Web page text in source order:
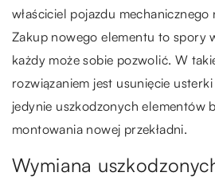
właściciel pojazdu mechanicznego
Zakup nowego elementu to spory
każdy może sobie pozwolić. W
rozwiązaniem jest usunięcie
jedynie uszkodzonych elementów
montowania nowej przekładni.
Wymiana